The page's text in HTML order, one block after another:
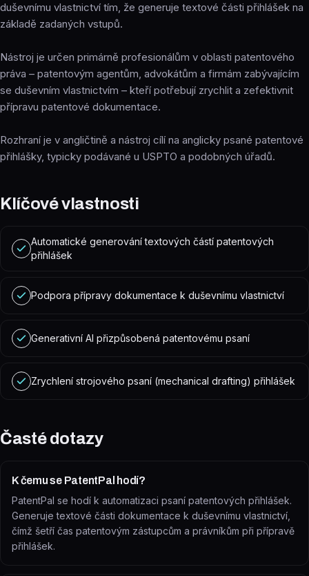
duševnímu vlastnictví tím, že generuje textové části přihlášek na
základě zadaných vstupů.
Nástroj je určen primárně profesionálům v oblasti patentového
práva – patentovým agentům, advokátům a firmám zabývajícím
se duševním vlastnictvím – kteří potřebují zrychlit a zefektivnit
přípravu patentové dokumentace.
Rozhraní je v angličtině a nástroj cílí na anglicky psané patentové
přihlášky, typicky podávané u USPTO a podobných úřadů.
Klíčové vlastnosti
Automatické generování textových částí patentových
přihlášek
Podpora přípravy dokumentace k duševnímu vlastnictví
Generativní AI přizpůsobená patentovému psaní
Zrychlení strojového psaní (mechanical drafting) přihlášek
Časté dotazy
K čemu se PatentPal hodí?
PatentPal se hodí k automatizaci psaní patentových přihlášek.
Generuje textové části dokumentace k duševnímu vlastnictví,
čímž šetří čas patentovým zástupcům a právníkům při přípravě
přihlášek.